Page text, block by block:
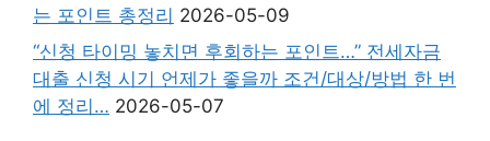
는 포인트 총정리 2026-05-09
“신청 타이밍 놓치면 후회하는 포인트…” 전세자금
대출 신청 시기 언제가 좋을까 조건/대상/방법 한 번
에 정리… 2026-05-07